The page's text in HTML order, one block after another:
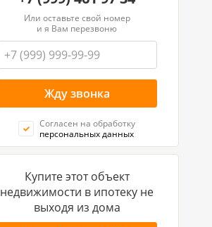
Или оставьте свой номер
и я Вам перезвоню
Согласен на обработку
персональных данных
Купите этот объект
недвижимости в ипотеку не
выходя из дома